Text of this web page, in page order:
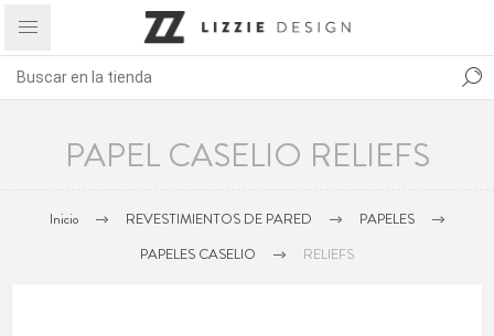
PAPEL CASELIO RELIEFS
Inicio REVESTIMIENTOS DE PARED
PAPELES
PAPELES CASELIO
RELIEFS